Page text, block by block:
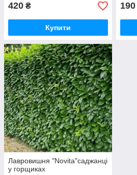
420 ₴
Купити
190
Лавровишня "Novita"саджанці
у горщиках